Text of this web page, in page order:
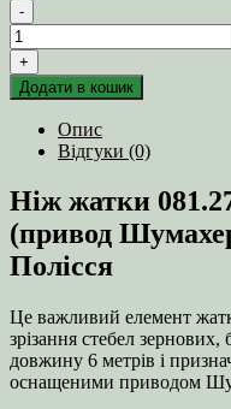
-
Ніж
жатки
081.27.02.010-
01
(привод
Акрос
ACROS-
530
Полісся
+
Додати в кошик
Опис
Відгуки (0)
Ніж жатки
(привод
Полісся
Це важливий елемент
зрізання стебел
довжину 6 метрів і
оснащеними приводом